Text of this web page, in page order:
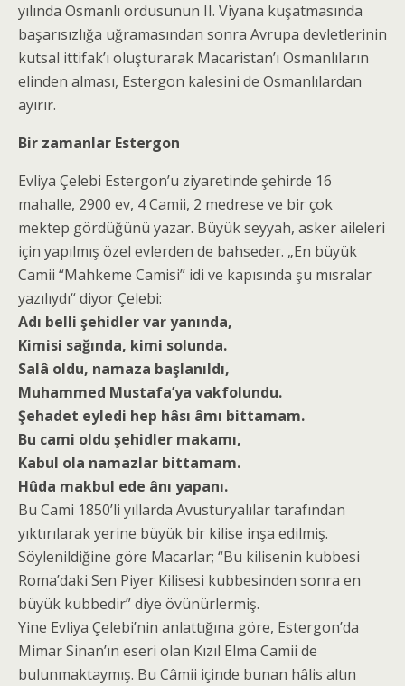
yılında Osmanlı ordusunun II. Viyana kuşatmasında
başarısızlığa uğramasından sonra Avrupa devletlerinin
kutsal ittifak’ı oluşturarak Macaristan’ı Osmanlıların
elinden alması, Estergon kalesini de Osmanlılardan
ayırır.
Bir zamanlar Estergon
Evliya Çelebi Estergon’u ziyaretinde şehirde 16
mahalle, 2900 ev, 4 Camii, 2 medrese ve bir çok
mektep gördüğünü yazar. Büyük seyyah, asker aileleri
için yapılmış özel evlerden de bahseder. „En büyük
Camii “Mahkeme Camisi” idi ve kapısında şu mısralar
yazılıydı“ diyor Çelebi:
Adı belli şehidler var yanında,
Kimisi sağında, kimi solunda.
Salâ oldu, namaza başlanıldı,
Muhammed Mustafa’ya vakfolundu.
Şehadet eyledi hep hâsı âmı bittamam.
Bu cami oldu şehidler makamı,
Kabul ola namazlar bittamam.
Hûda makbul ede ânı yapanı.
Bu Cami 1850’li yıllarda Avusturyalılar tarafından
yıktırılarak yerine büyük bir kilise inşa edilmiş.
Söylenildiğine göre Macarlar; “Bu kilisenin kubbesi
Roma’daki Sen Piyer Kilisesi kubbesinden sonra en
büyük kubbedir” diye övünürlermiş.
Yine Evliya Çelebi’nin anlattığına göre, Estergon’da
Mimar Sinan’ın eseri olan Kızıl Elma Camii de
bulunmaktaymış. Bu Câmii içinde bunan hâlis altın